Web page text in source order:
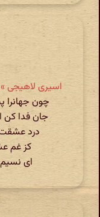
اسیری لاهیجی »
چون
جان فدا
درد عشقت
کز غم
ای